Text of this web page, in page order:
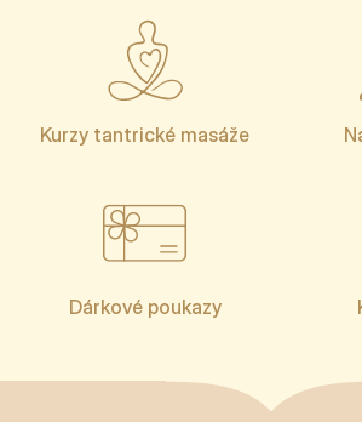
Kurzy tantrické masáže
Dárkové poukazy